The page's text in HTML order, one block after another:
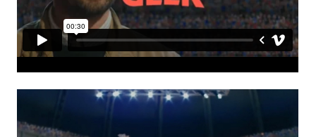
Portfolio